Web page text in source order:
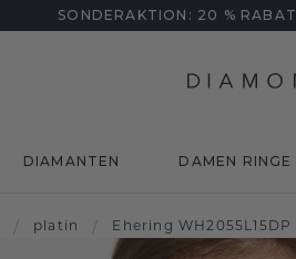
SONDERAKTION: 20 %
DIAMANTEN DAMEN RINGE
/ platin / Ehering